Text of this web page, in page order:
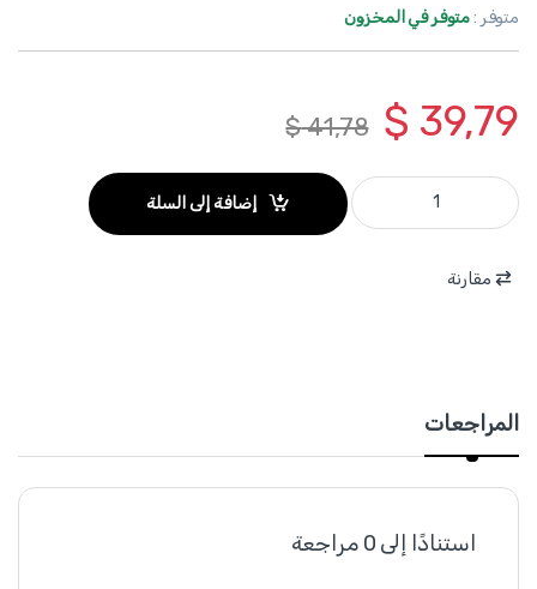
متوفر :متوفر في المخزون
$ 39,79
$41,78
WGP5D07 - طقم كبس وفك رأس اكس كروي للسيارة 7 قطع WADFOW C-frame quantity
إضافة إلى السلة
مقارنة
المراجعات
استنادًا إلى 0 مراجعة